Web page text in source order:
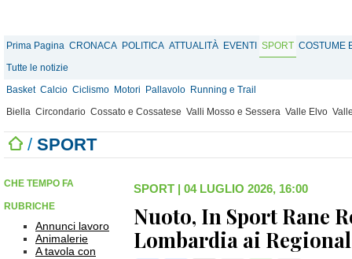
Prima Pagina CRONACA POLITICA ATTUALITÀ EVENTI SPORT COSTUME
Tutte le notizie
Basket Calcio Ciclismo Motori Pallavolo Running e Trail
Biella Circondario Cossato e Cossatese Valli Mosso e Sessera Valle Elvo
/ SPORT
CHE TEMPO FA
RUBRICHE
Annunci lavoro
Animalerie
A tavola con
SPORT | 04 LUGLIO 2026, 16:00
Nuoto, In Sport Rane
Lombardia ai